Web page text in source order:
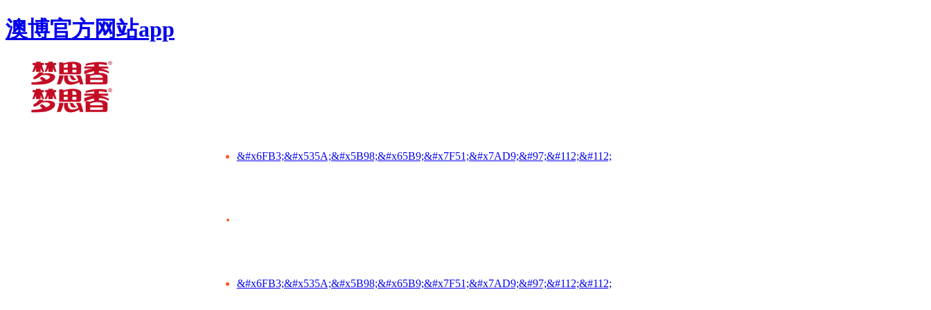
澳博官方网站app
&#x6FB3;&#x535A;&#x5B98;&#x65B9;&#x7F51;&#x7AD9;&#97;&#112;&#112;
&#x6FB3;&#x535A;&#x5B98;&#x65B9;&#x7F51;&#x7AD9;&#97;&#112;&#112;